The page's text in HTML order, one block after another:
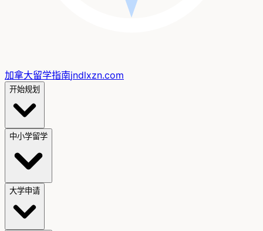
加拿大留学指南jndlxzn.com
开始规划
中小学留学
大学申请